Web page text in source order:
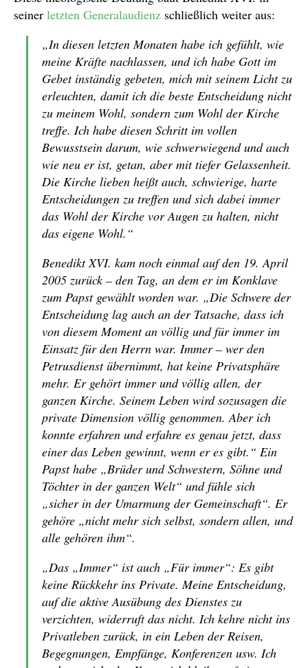
seiner letzten Generalaudienz schließlich weiter aus:
„In diesen letzten Monaten habe ich gefühlt, wie
meine Kräfte nachlassen, und ich habe Gott im
Gebet inständig gebeten, mich mit seinem Licht zu
erleuchten, damit ich die beste Entscheidung nicht
zu meinem Wohl, sondern zum Wohl der Kirche
treffe. Ich habe diesen Schritt im vollen
Bewusstsein darum, wie schwerwiegend und auch
wie neu er ist, getan, aber mit tiefer Gelassenheit.
Die Kirche lieben heißt auch, schwierige, harte
Entscheidungen zu treffen und sich dabei immer
das Wohl der Kirche vor Augen zu halten, nicht
das eigene Wohl.“
Benedikt XVI. kam noch einmal auf den 19. April
2005 zurück – den Tag, an dem er im Konklave
zum Papst gewählt worden war. „Die Schwere der
Entscheidung lag auch an der Tatsache, dass ich
von diesem Moment an völlig und für immer im
Einsatz für den Herrn war. Immer – wer den
Petrusdienst übernimmt, hat keine Privatsphäre
mehr. Er gehört immer und völlig allen, der
ganzen Kirche. Seinem Leben wird sozusagen die
private Dimension völlig genommen. Aber ich
konnte erfahren und erfahre es genau jetzt, dass
einer das Leben gewinnt, wenn er es gibt.“ Ein
Papst habe „Brüder und Schwestern, Söhne und
Töchter in der ganzen Welt“ und fühle sich
„sicher in der Umarmung der Gemeinschaft“. Er
gehöre „nicht mehr sich selbst, sondern allen, und
alle gehören ihm“.
„Das „Immer“ ist auch „Für immer“: Es gibt
keine Rückkehr ins Private. Meine Entscheidung,
auf die aktive Ausübung des Dienstes zu
verzichten, widerruft das nicht. Ich kehre nicht ins
Privatleben zurück, in ein Leben der Reisen,
Begegnungen, Empfänge, Konferenzen usw. Ich